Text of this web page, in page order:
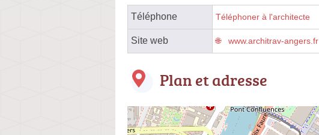
Téléphone Téléphoner à l'architecte
Site web www.architrav-angers.fr
Plan et adresse